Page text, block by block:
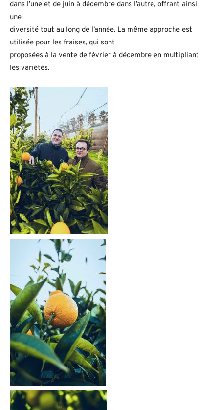
dans l’une et de juin à décembre dans l’autre, offrant ainsi
une
diversité tout au long de l’année. La même approche est
utilisée pour les fraises, qui sont
proposées à la vente de février à décembre en multipliant
les variétés.